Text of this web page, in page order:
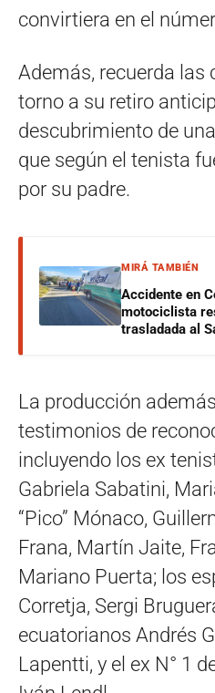
convirtiera en el
Además, recuerda las
torno a su retiro
descubrimiento de
que según el tenista
por su padre.
MIRÁ TAMBIÉN
Accidente en
motociclista
trasladada al
La producción
testimonios de
incluyendo los ex
Gabriela Sabatini,
“Pico” Mónaco,
Frana, Martín Jaite,
Mariano Puerta; los
Corretja, Sergi
ecuatorianos Andrés
Lapentti, y el ex N° 1